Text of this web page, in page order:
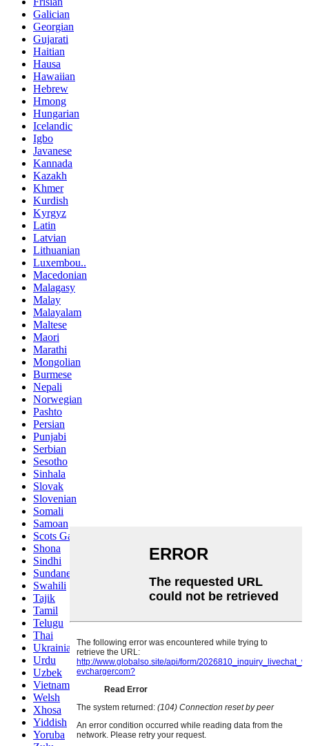
Galician
Georgian
Gujarati
Haitian
Hausa
Hawaiian
Hebrew
Hmong
Hungarian
Icelandic
Igbo
Javanese
Kannada
Kazakh
Khmer
Kurdish
Kyrgyz
Latin
Latvian
Lithuanian
Luxembou..
Macedonian
Malagasy
Malay
Malayalam
Maltese
Maori
Marathi
Mongolian
Burmese
Nepali
Norwegian
Pashto
Persian
Punjabi
Serbian
Sesotho
Sinhala
Slovak
Slovenian
Somali
Samoan
Scots Gaelic
Shona
Sindhi
Sundanese
Swahili
Tajik
Tamil
Telugu
Thai
Ukrainian
Urdu
Uzbek
Vietnamese
Welsh
Xhosa
Yiddish
Yoruba